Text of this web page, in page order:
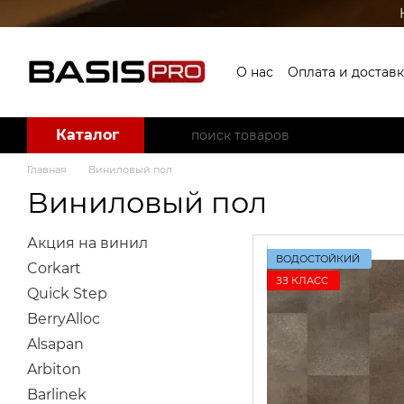
Перейти к основному контенту
О нас
Оплата и
Каталог
Главная Виниловый пол
Виниловый пол
ВОДОСТОЙКИЙ
ЗЗ КЛАСС
Акция на винил
Corkart
Quick Step
BerryAlloc
Alsapan
Arbiton
Barlinek